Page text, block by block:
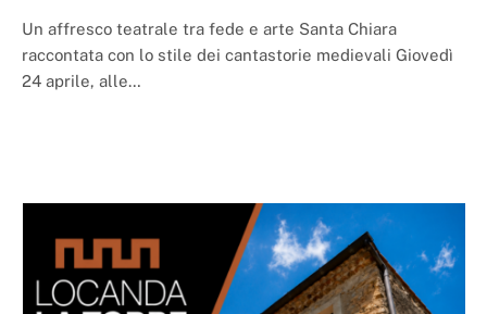
Un affresco teatrale tra fede e arte Santa Chiara
raccontata con lo stile dei cantastorie medievali Giovedì
24 aprile, alle…